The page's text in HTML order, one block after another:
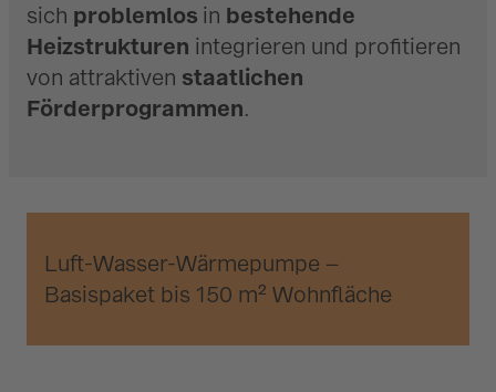
sich problemlos in bestehende
Heizstrukturen integrieren und profitieren
von attraktiven staatlichen
Förderprogrammen.
Luft-Wasser-Wärmepumpe –
Basispaket bis 150 m² Wohnfläche